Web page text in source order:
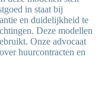
in staat bij
en duidelijkheid te
Deze modellen
Onze advocaat
huurcontracten en